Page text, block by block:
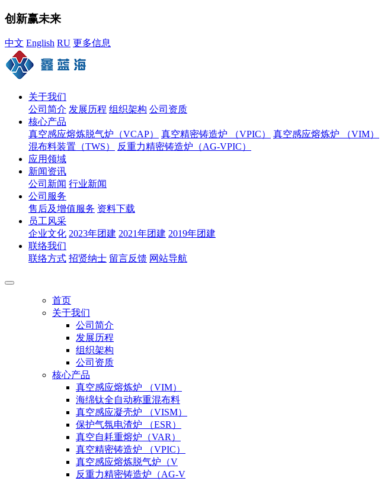
创新赢未来
中文 English RU 更多信息
关于我们
公司简介 发展历程 组织架构 公司资质
核心产品
真空感应熔炼脱气炉（VCAP）
真空精密铸造炉 （VPIC） 真空感应熔炼炉 （VIM）
混布料装置（TWS）
反重力精密铸造炉（AG-VPIC）
应用领域
新闻资讯
公司新闻 行业新闻
公司服务
售后及增值服务 资料下载
员工风采
企业文化 2023年团建 2021年团建 2019年团建
联络我们
联络方式 招贤纳士 留言反馈 网站导航
首页
关于我们
公司简介
发展历程
组织架构
公司资质
核心产品
真空感应熔炼炉 （VIM）
海绵钛全自动称重混布料
真空感应凝壳炉 （VISM）
保护气氛电渣炉 （ESR）
真空自耗重熔炉（VAR）
真空精密铸造炉 （VPIC）
真空感应熔炼脱气炉（V
反重力精密铸造炉（AG-V